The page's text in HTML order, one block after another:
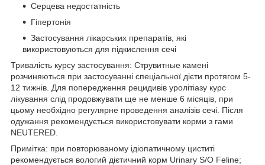
Серцева недостатність
Гіпертонія
Застосування лікарських препаратів, які
використовуються для підкислення сечі
Тривалість курсу застосування: Струвитные камені
розчиняються при застосуванні спеціальної дієти протягом 5-
12 тижнів. Для попередження рецидивів уролітіазу курс
лікування слід продовжувати ще не менше 6 місяців, при
цьому необхідно регулярне проведення аналізів сечі. Після
одужання рекомендується використовувати корми з гами
NEUTERED.
Примітка: при повторюваному ідіопатичному циститі
рекомендується вологий дієтичний корм Urinary S/O Feline;